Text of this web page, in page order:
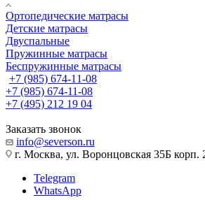
Ортопедические матрасы
Детские матрасы
Двуспальные
Пружинные матрасы
Беспружинные матрасы
+7 (985) 674-11-08
+7 (985) 674-11-08
+7 (495) 212 19 04
Заказать звонок
info@severson.ru
г. Москва, ул. Воронцовская 35Б корп.
Telegram
WhatsApp